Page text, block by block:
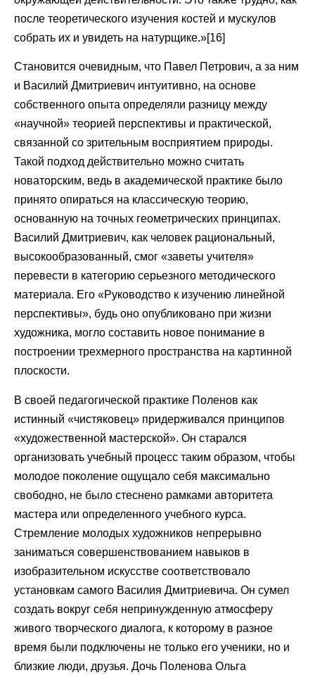
после теоретического изучения костей и мускулов
собрать их и увидеть на натурщике.»[16]
Становится очевидным, что Павел Петрович, а за ним
и Василий Дмитриевич интуитивно, на основе
собственного опыта определяли разницу между
«научной» теорией перспективы и практической,
связанной со зрительным восприятием природы.
Такой подход действительно можно считать
новаторским, ведь в академической практике было
принято опираться на классическую теорию,
основанную на точных геометрических принципах.
Василий Дмитриевич, как человек рациональный,
высокообразованный, смог «заветы учителя»
перевести в категорию серьезного методического
материала. Его «Руководство к изучению линейной
перспективы», будь оно опубликовано при жизни
художника, могло составить новое понимание в
построении трехмерного пространства на картинной
плоскости.
В своей педагогической практике Поленов как
истинный «чистяковец» придерживался принципов
«художественной мастерской». Он старался
организовать учебный процесс таким образом, чтобы
молодое поколение ощущало себя максимально
свободно, не было стеснено рамками авторитета
мастера или определенного учебного курса.
Стремление молодых художников непрерывно
заниматься совершенствованием навыков в
изобразительном искусстве соответствовало
установкам самого Василия Дмитриевича. Он сумел
создать вокруг себя непринужденную атмосферу
живого творческого диалога, к которому в разное
время были подключены не только его ученики, но и
близкие люди, друзья. Дочь Поленова Ольга